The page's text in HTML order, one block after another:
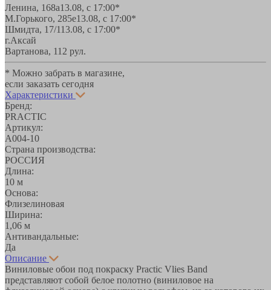
Ленина, 168а13.08, с 17:00*
М.Горького, 285е13.08, с 17:00*
Шмидта, 17/113.08, с 17:00*
г.Аксай
Вартанова, 11 2 рул.
* Можно забрать в магазине,
если заказать сегодня
Характеристики
Бренд:
PRACTIC
Артикул:
А004-10
Страна производства:
РОССИЯ
Длина:
10 м
Основа:
Флизелиновая
Ширина:
1,06 м
Антивандальные:
Да
Описание
Виниловые обои под покраску Practic Vlies Band
представляют собой белое полотно (виниловое на